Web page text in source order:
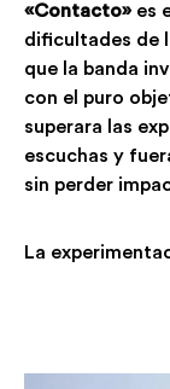
«Contacto»es
dificultades de
que la banda
con el puro
superara las
escuchas y
sin perder
La